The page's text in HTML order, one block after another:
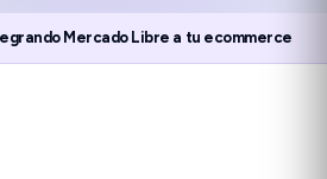
Mercado Libre a tu ecommerce